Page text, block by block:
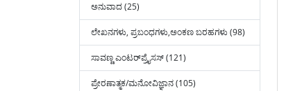
ಅನುವಾದ (25)
ಲೇಖನಗಳು, ಪ್ರಬಂಧಗಳು,ಅಂಕಣ ಬರಹಗಳು (98)
ಸಾವಣ್ಣ ಎಂಟರ್‌ಪ್ರೈಸಸ್ (121)
ಪ್ರೇರಣಾತ್ಮಕ/ಮನೋವಿಜ್ಞಾನ (105)